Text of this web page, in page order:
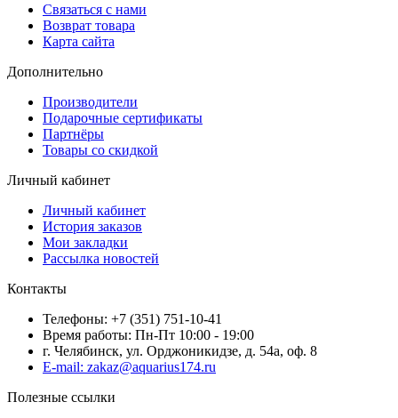
Связаться с нами
Возврат товара
Карта сайта
Дополнительно
Производители
Подарочные сертификаты
Партнёры
Товары со скидкой
Личный кабинет
Личный кабинет
История заказов
Мои закладки
Рассылка новостей
Контакты
Телефоны: +7 (351) 751-10-41
Время работы: Пн-Пт 10:00 - 19:00
г. Челябинск, ул. Орджоникидзе, д. 54а, оф. 8
E-mail: zakaz@aquarius174.ru
Полезные ссылки